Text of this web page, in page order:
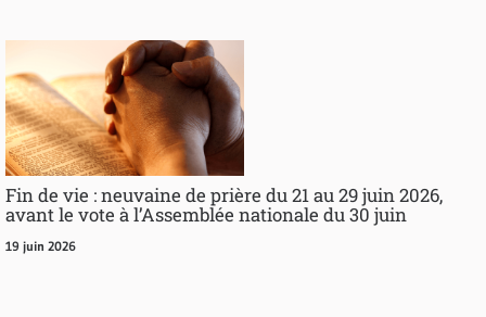
Fin de vie : neuvaine de prière du 21 au 29 juin 2026,
avant le vote à l’Assemblée nationale du 30 juin
19 juin 2026